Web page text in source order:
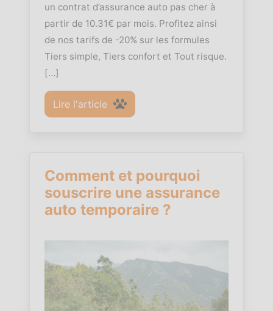
un contrat d’assurance auto pas cher à
partir de 10.31€ par mois. Profitez ainsi
de nos tarifs de -20% sur les formules
Tiers simple, Tiers confort et Tout risque.
[…]
Lire l'article
Comment et pourquoi
souscrire une assurance
auto temporaire ?